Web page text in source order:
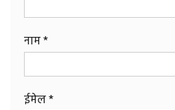
नाम*
ईमेल*